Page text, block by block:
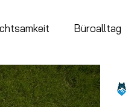
Büroalltag
Photobiomodulation